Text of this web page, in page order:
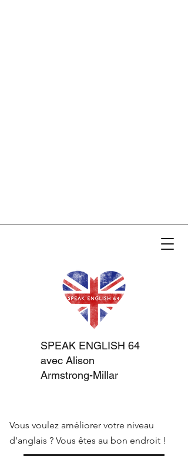
SPEAK ENGLISH 64
avec Alison
Armstrong-Millar
Vous voulez améliorer votre niveau
d'anglais ? Vous êtes au bon endroit !